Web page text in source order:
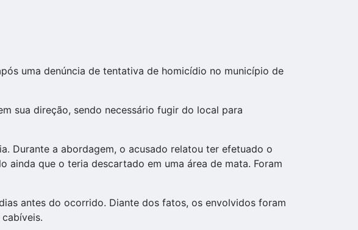
uma denúncia de tentativa de homicídio no município de
sua direção, sendo necessário fugir do local para
Durante a abordagem, o acusado relatou ter efetuado o
que o teria descartado em uma área de mata. Foram
antes do ocorrido. Diante dos fatos, os envolvidos foram